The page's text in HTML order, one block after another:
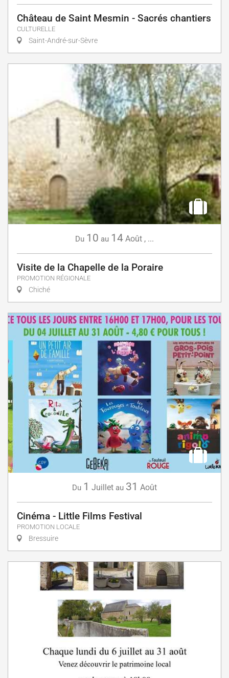
Château de Saint Mesmin - Sacrés chantiers
CULTURELLE
Saint-André-sur-Sèvre
Du 10 au 14 Août , ...
Visite de la Chapelle de la Poraire
PROMOTION RÉGIONALE
Chiché
Du 1 Juillet au 31 Août
Cinéma - Little Films Festival
PROMOTION LOCALE
Bressuire